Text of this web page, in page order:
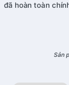
đã hoàn toàn
Sản